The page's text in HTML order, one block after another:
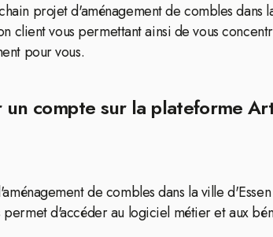
projet d'aménagement de combles
client vous permettant ainsi de vous
pour vous.
compte sur la plateforme
de combles dans la ville
d'accéder au logiciel métier et aux